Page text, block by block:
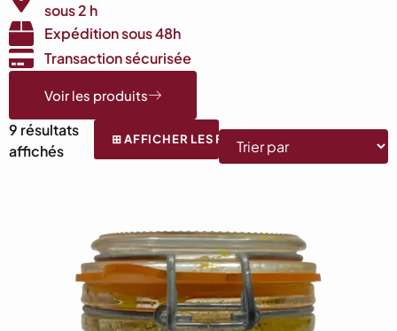
sous 2 h
Expédition sous 48h
Transaction sécurisée
Voir les produits
9 résultats
affichés
⊞ AFFICHER LES FILTRES